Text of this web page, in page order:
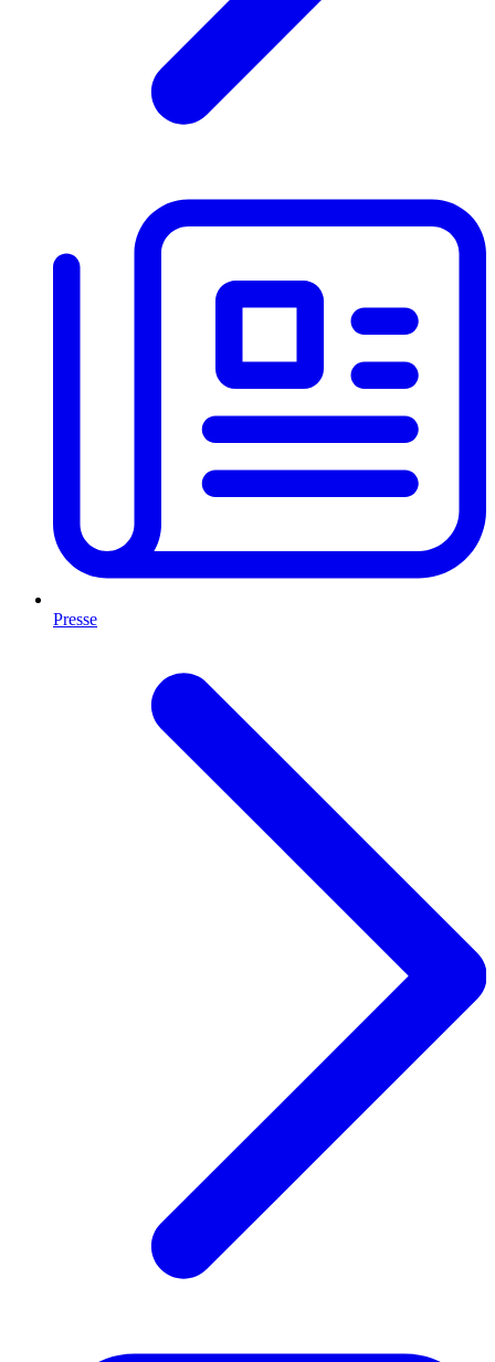
Presse